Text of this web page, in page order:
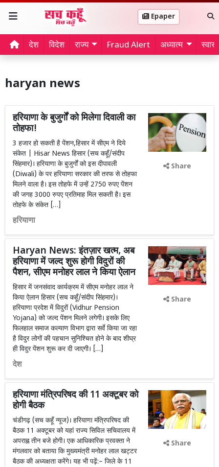
Epaper
देश विदेश राज्य Fraud Alert अध्यात्म
haryan news
हरियाणा के बुजुर्गों को मिलेगा दिवाली का
तोहफा!
3 हजार हो सकती है पेंशन,हिसार में सीएम ने दिये
संकेत | Hisar News हिसार (सच कहूँ/संदीप
सिंहमार)। हरियाणा के बुजुर्गों को इस दीपावली
(Diwali) के पर हरियाणा सरकार की तरफ से तोहफा
मिलने वाला है। इस तोहफे में उन्हें 2750 रुपए पेंशन
की जगह 3000 रुपए प्रतिमाह मिल सकती है। इस
तोहफे के संकेत […]
हरियाणा
Share
Haryan News: इंतज़ार खत्म, अब
हरियाणा में जल्द शुरू होगी विदुरों की
पैशन, सीएम मनोहर लाल ने किया ऐलान
हिसार में जनसंवाद कार्यक्रम में सीएम मनोहर लाल ने
किया ऐलान हिसार (सच कहूँ/संदीप सिंहमार)।
हरियाणा प्रदेश में विदुरों (Vidhur Pension
Yojana) को जल्द पेंशन मिलने लगेगी। इसके लिए
फिलहाल समाज कल्याण विभाग द्वारा सर्वे किया जा रहा
है विदुर लोगों की पहचान सुनिश्चित होने के बाद शीघ्र
ही विदुर पेंशन शुरू कर दी जाएगी। […]
देश
Share
हरियाणा मंत्रिपरिषद की 11 अक्टूबर को
होगी बैठक
चंडीगढ़ (सच कहूँ न्यूज)। हरियाणा मंत्रिपरिषद की
बैठक 11 अक्टूबर को यहां राज्य सिविल सचिवालय में
अपराह्न तीन बजे होगी। एक आधिकारिक प्रवक्ता ने
मंगलवार को बताया कि मुख्यमंत्री मनोहर लाल खट्टर
बैठक की अध्यक्षता करेंगे। यह भी पढ़ें:– जिले के 11
Share